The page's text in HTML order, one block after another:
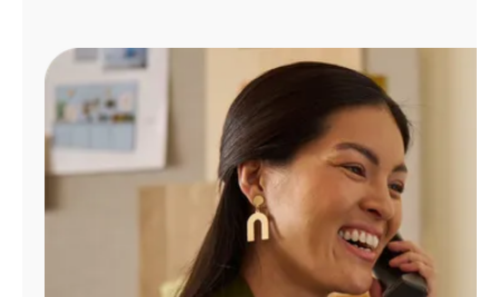
Administrar
cuenta
Encuentra
tienda